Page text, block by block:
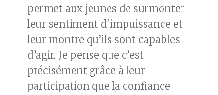
permet aux jeunes de surmonter
leur sentiment d’impuissance et
leur montre qu’ils sont capables
d’agir. Je pense que c’est
précisément grâce à leur
participation que la confiance